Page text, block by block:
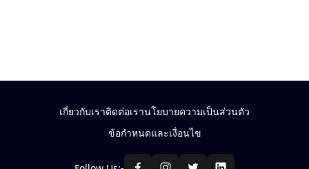
เกี่ยวกับเราติดต่อเรานโยบายความเป็นส่วนตัว
ข้อกำหนดและเงื่อนไข